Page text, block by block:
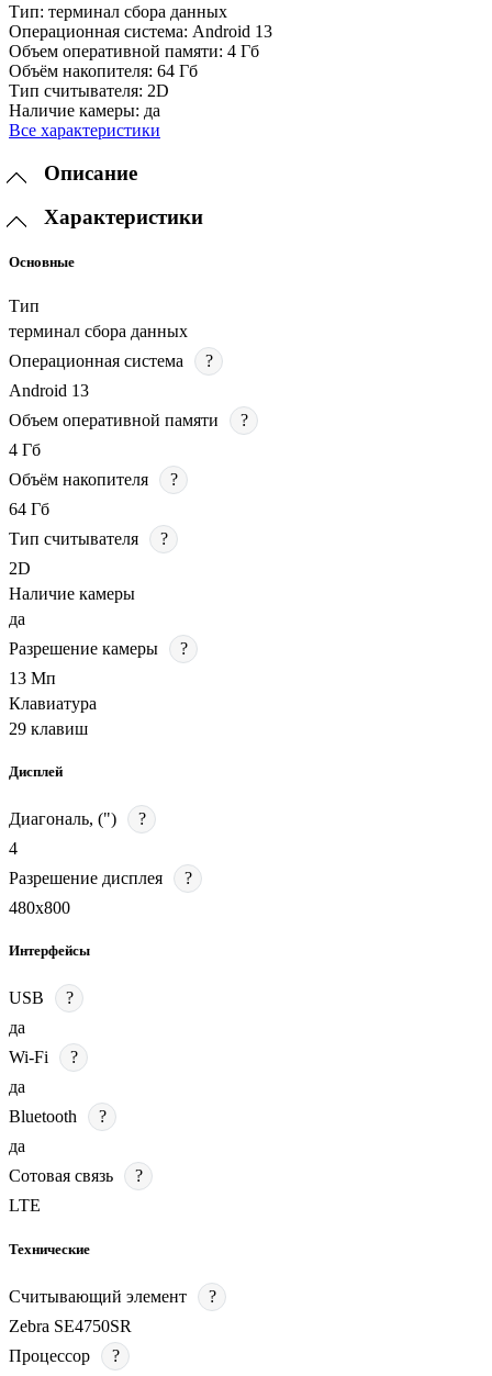
Тип: терминал сбора данных
Операционная система: Android 13
Объем оперативной памяти: 4 Гб
Объём накопителя: 64 Гб
Тип считывателя: 2D
Наличие камеры: да
Все характеристики
Описание
Характеристики
Основные
Тип
терминал сбора данных
Операционная система
?
Android 13
Объем оперативной памяти
?
4 Гб
Объём накопителя
?
64 Гб
Тип считывателя
?
2D
Наличие камеры
да
Разрешение камеры
?
13 Мп
Клавиатура
29 клавиш
Дисплей
Диагональ, (")
?
4
Разрешение дисплея
?
480х800
Интерфейсы
USB
?
да
Wi-Fi
?
да
Bluetooth
?
да
Сотовая связь
?
LTE
Технические
Считывающий элемент
?
Zebra SE4750SR
Процессор
?